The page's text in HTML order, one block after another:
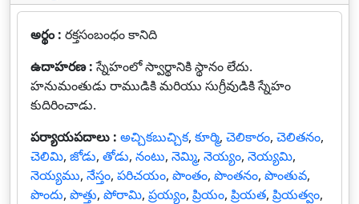
అర్థం : రక్తసంబంధం కానిది
ఉదాహరణ :స్నేహంలో స్వార్థానికి స్థానం లేదు.
హనుమంతుడు రాముడికి మరియు సుగ్రీవుడికి స్నేహం
కుదిరించాడు.
పర్యాయపదాలు : అచ్చికబుచ్చిక, కూర్మి, చెలికారం, చెలితనం,
చెలిమి, జోడు, తోడు, నంటు, నెమ్మి, నెయ్యం, నెయ్యమి,
నెయ్యము, నేస్తం, పరిచయం, పొంతం, పొంతనం, పొంతువ,
పొందు, పొత్తు, పోరామి, ప్రయ్యం, ప్రియం, ప్రియత, ప్రియత్వం,